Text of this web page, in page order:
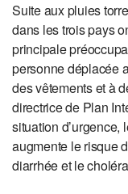
Suite aux pluies
dans les trois pays
principale
personne déplacée
des vêtements et à
directrice de Plan
situation d’urgence,
augmente le risque
diarrhée et le